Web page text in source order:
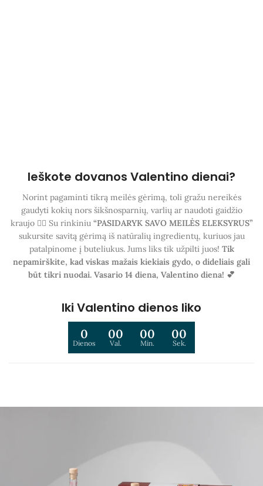
Ieškote dovanos Valentino dienai?
Norint pagaminti tikrą meilės gėrimą, toli gražu nereikės
gaudyti kokių nors šikšnosparnių, varlių ar naudoti gaidžio
kraujo 😵‍💫 Su rinkiniu “PASIDARYK SAVO MEILĖS ELEKSYRUS”
sukursite savitą gėrimą iš natūralių ingredientų, kuriuos jau
patalpinome į buteliukus. Jums liks tik užpilti juos! Tik
nepamirškite, kad viskas mažais kiekiais gydo, o dideliais gali
būt tikri nuodai. Vasario 14 diena, Valentino diena! 💕
Iki Valentino dienos liko
0
Dienos
00
Val.
00
Min.
00
Sek.